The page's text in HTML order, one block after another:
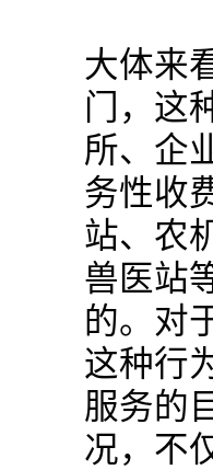
大体来
门，这
所、企
务性收
站、农
兽医站
的。对
这种行
服务的
况，不